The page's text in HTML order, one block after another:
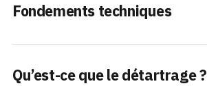
Fondements techniques
Qu’est-ce que le détartrage ?